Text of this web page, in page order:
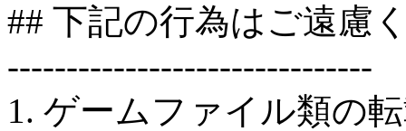
## 下記の行為はご遠慮
-------------------------------
1. ゲームファイル類の